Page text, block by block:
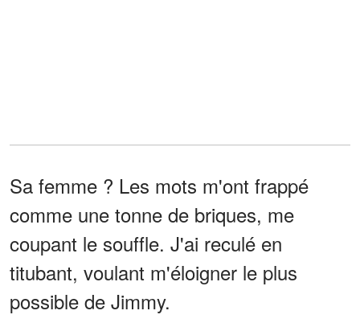
Sa femme ? Les mots m'ont frappé
comme une tonne de briques, me
coupant le souffle. J'ai reculé en
titubant, voulant m'éloigner le plus
possible de Jimmy.